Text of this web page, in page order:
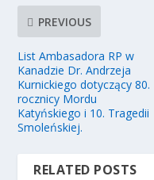
PREVIOUS
List Ambasadora RP w
Kanadzie Dr. Andrzeja
Kurnickiego dotyczący 80.
rocznicy Mordu
Katyńskiego i 10. Tragedii
Smoleńskiej.
RELATED POSTS